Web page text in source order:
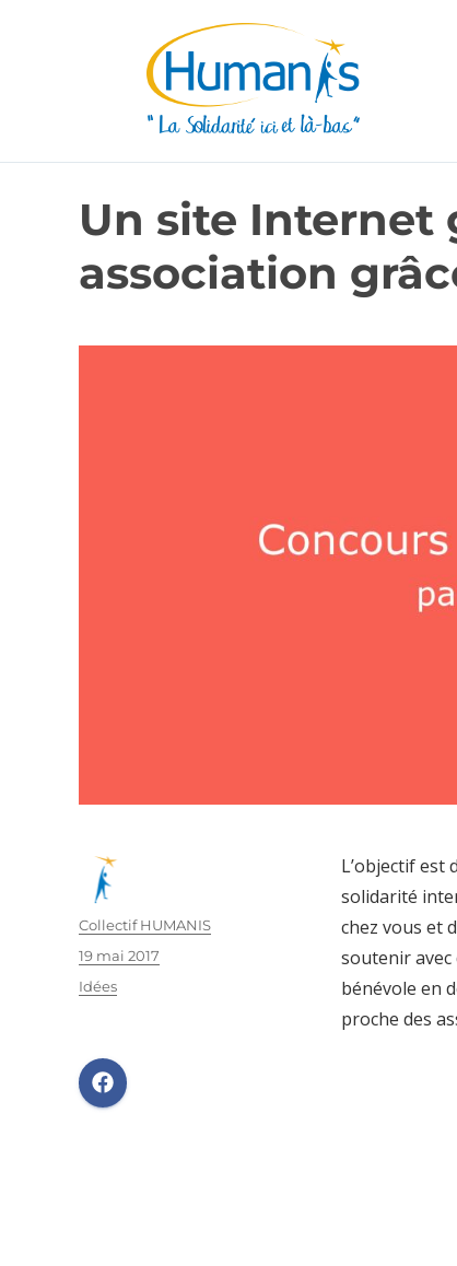
Un site Internet
association
L’objectif est
solidarité
chez vous et
soutenir
bénévole en
proche des
Auteur
Collectif HUMANIS
Publié
le
19 mai 2017
Catégories
Idées